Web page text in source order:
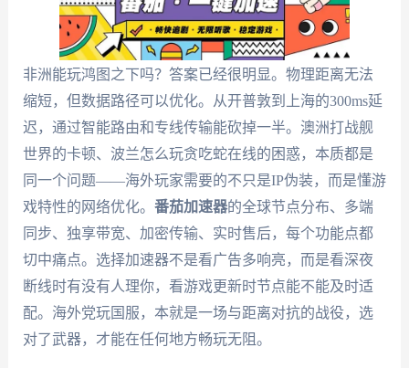
非洲能玩鸿图之下吗？答案已经很明显。物理距离无法
缩短，但数据路径可以优化。从开普敦到上海的300ms延
迟，通过智能路由和专线传输能砍掉一半。澳洲打战舰
世界的卡顿、波兰怎么玩贪吃蛇在线的困惑，本质都是
同一个问题——海外玩家需要的不只是IP伪装，而是懂游
戏特性的网络优化。 番茄加速器的全球节点分布、多端
同步、独享带宽、加密传输、实时售后，每个功能点都
切中痛点。选择加速器不是看广告多响亮，而是看深夜
断线时有没有人理你，看游戏更新时节点能不能及时适
配。海外党玩国服，本就是一场与距离对抗的战役，选
对了武器，才能在任何地方畅玩无阻。